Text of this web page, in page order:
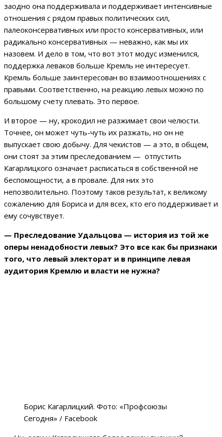
заодно она поддерживала и поддерживает интенсивные
отношения с рядом правых политических сил,
палеоконсервативных или просто консервативных, или
радикально консервативных — неважно, как мы их
назовем. И дело в том, что вот этот модус изменился,
поддержка леваков больше Кремль не интересует.
Кремль больше заинтересован во взаимоотношениях с
правыми. Соответственно, на реакцию левых можно по
большому счету плевать. Это первое.
И второе — ну, крокодил не разжимает свои челюсти.
Точнее, он может чуть-чуть их разжать, но он не
выпускает свою добычу. Для чекистов — а это, в общем,
они стоят за этим преследованием — отпустить
Кагарлицкого означает расписаться в собственной не
беспомощности, а в провале. Для них это
непозволительно. Поэтому таков результат, к великому
сожалению для Бориса и для всех, кто его поддерживает и
ему сочувствует.
— Преследование Удальцова — история из той же
оперы ненадобности левых? Это все как бы признаки
того, что левый электорат и в принципе левая
аудитория Кремлю и власти не нужна?
Борис Кагарлицкий. Фото: «Профсоюзы
Сегодня» / Facebook